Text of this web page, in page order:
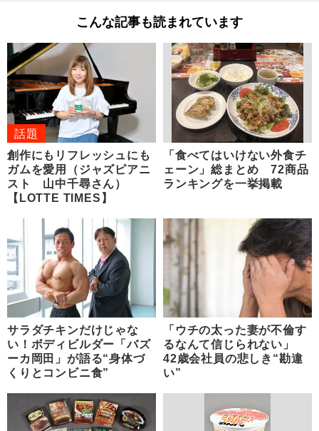
こんな記事も読まれています
話題
創作にもリフレッシュにも
ガムを愛用（ジャズピアニ
スト 山中千尋さん）
【LOTTE TIMES】
「食べてはいけない外食チ
ェーン」総まとめ 72商品
ランキングを一挙掲載
サラダチキンだけじゃな
い！ボディビルダー「バズ
ーカ岡田」が語る“身体づ
くりとコンビニ食”
「ウチの太った妻が不倫す
るなんて信じられない」
42歳会社員の悲しき“勘違
い”